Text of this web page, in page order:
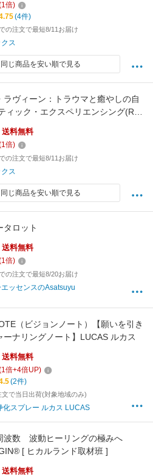
1倍)
(4件)
の注文で最短8/11お届け
ス
同じ商品を安い順で見る
ラヴィーン：トラウマと癒やしの自
ィック・エクスペリエンシング(R)
ター・A・ラヴィーン ]
送料無料
1倍)
の注文で最短8/11お届け
ス
同じ商品を安い順で見る
タロット
送料無料
1倍)
の注文で最短8/20お届け
ッセンスのAsatsuyu
（ビジョンノート）【願いを引き
ーナリングノート】LUCAS ルカス
送料無料
1倍+4倍UP)
(2件)
文で当日出荷(対象地域のみ)
化スプレー ルカス LUCAS
波数 波動ヒーリングの極みへ
[ ヒカルランド取材班 ]
送料無料